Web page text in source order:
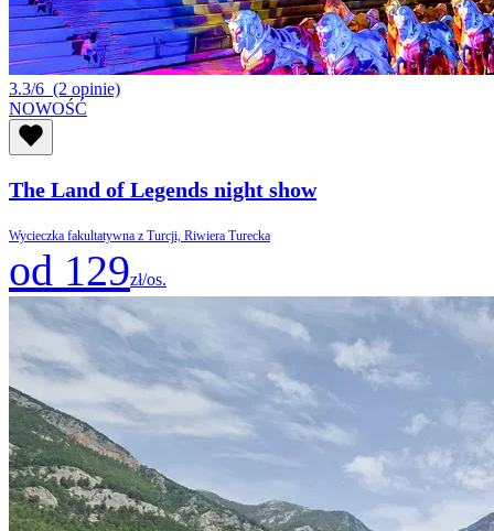
3.3/6 (2 opinie)
NOWOŚĆ
The Land of Legends night show
Wycieczka fakultatywna z Turcji, Riwiera Turecka
od 129zł/os.